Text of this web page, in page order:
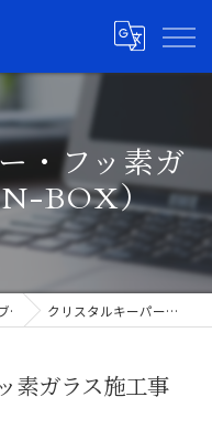
・フッ素ガ
N-BOX）
グ クリスタルキーパー・フッ素ガラス施工事例（N-BOX）
素ガラス施工事